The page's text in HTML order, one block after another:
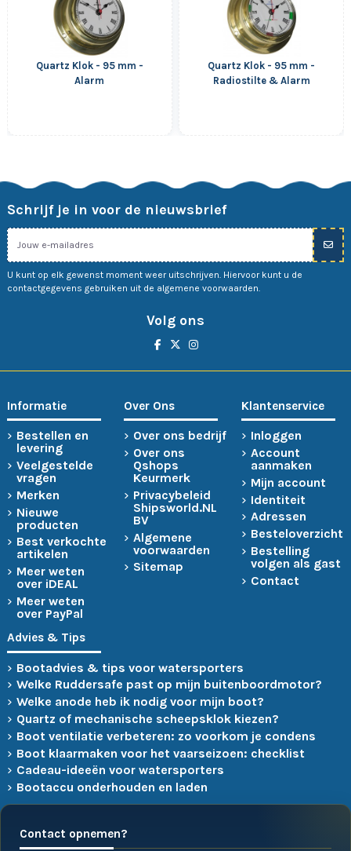
Quartz Klok - 95 mm -
Alarm
Quartz Klok - 95 mm -
Radiostilte & Alarm
Schrijf je in voor de nieuwsbrief
U kunt op elk gewenst moment weer uitschrijven. Hiervoor kunt u de
contactgegevens gebruiken uit de algemene voorwaarden.
Volg ons
Informatie
Bestellen en
levering
Veelgestelde
vragen
Merken
Nieuwe
producten
Best verkochte
artikelen
Meer weten
over iDEAL
Meer weten
over PayPal
Over Ons
Over ons bedrijf
Over ons
Qshops
Keurmerk
Privacybeleid
Shipsworld.NL
BV
Algemene
voorwaarden
Sitemap
Klantenservice
Inloggen
Account
aanmaken
Mijn account
Identiteit
Adressen
Besteloverzicht
Bestelling
volgen als gast
Contact
Advies & Tips
Bootadvies & tips voor watersporters
Welke Ruddersafe past op mijn buitenboordmotor?
Welke anode heb ik nodig voor mijn boot?
Quartz of mechanische scheepsklok kiezen?
Boot ventilatie verbeteren: zo voorkom je condens
Boot klaarmaken voor het vaarseizoen: checklist
Cadeau-ideeën voor watersporters
Bootaccu onderhouden en laden
Contact opnemen?